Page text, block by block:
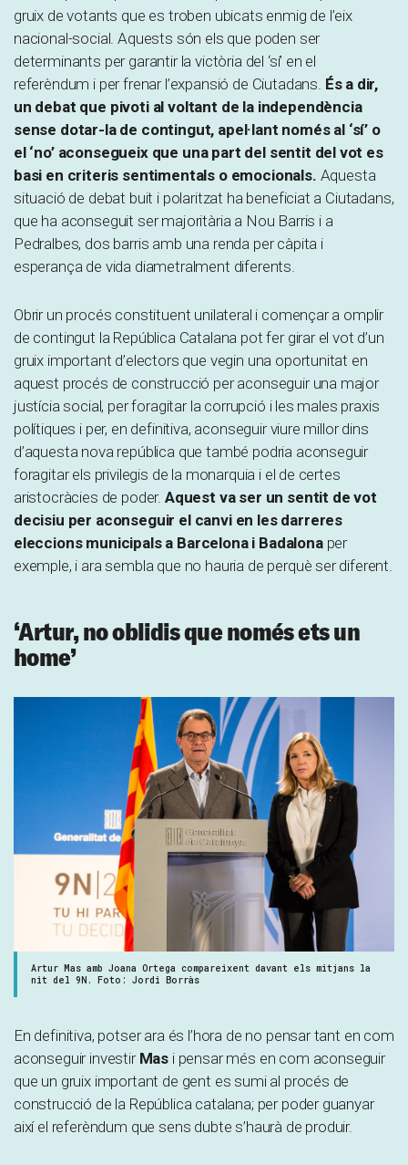
gruix de votants que es troben ubicats enmig de l’eix
nacional-social. Aquests són els que poden ser
determinants per garantir la victòria del ‘sí’ en el
referèndum i per frenar l’expansió de Ciutadans. És a dir,
un debat que pivoti al voltant de la independència
sense dotar-la de contingut, apel·lant només al ‘sí’ o
el ‘no’ aconsegueix que una part del sentit del vot es
basi en criteris sentimentals o emocionals. Aquesta
situació de debat buit i polaritzat ha beneficiat a Ciutadans,
que ha aconseguit ser majoritària a Nou Barris i a
Pedralbes, dos barris amb una renda per càpita i
esperança de vida diametralment diferents.
Obrir un procés constituent unilateral i començar a omplir
de contingut la República Catalana pot fer girar el vot d’un
gruix important d’electors que vegin una oportunitat en
aquest procés de construcció per aconseguir una major
justícia social, per foragitar la corrupció i les males praxis
polítiques i per, en definitiva, aconseguir viure millor dins
d’aquesta nova república que també podria aconseguir
foragitar els privilegis de la monarquia i el de certes
aristocràcies de poder. Aquest va ser un sentit de vot
decisiu per aconseguir el canvi en les darreres
eleccions municipals a Barcelona i Badalonaper
exemple, i ara sembla que no hauria de perquè ser diferent.
‘Artur, no oblidis que només ets un
home’
Artur Mas amb Joana Ortega compareixent davant els mitjans la
nit del 9N. Foto: Jordi Borràs
En definitiva, potser ara és l’hora de no pensar tant en com
aconseguir investir Mas i pensar més en com aconseguir
que un gruix important de gent es sumi al procés de
construcció de la República catalana; per poder guanyar
així el referèndum que sens dubte s’haurà de produir.